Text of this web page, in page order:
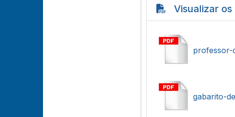
Visualizar os
professor-
gabarito-